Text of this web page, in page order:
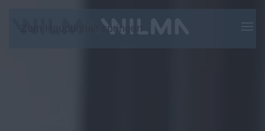
Zum Hauptinhalt springen